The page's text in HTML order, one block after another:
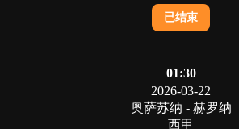
已结束
01:30
2026-03-22
奥萨苏纳 - 赫罗纳
西甲